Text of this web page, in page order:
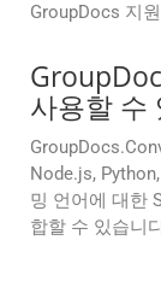
GroupDocs 지
사용할 수
Node.js,
밍 언어에 대한
합할 수 있습니